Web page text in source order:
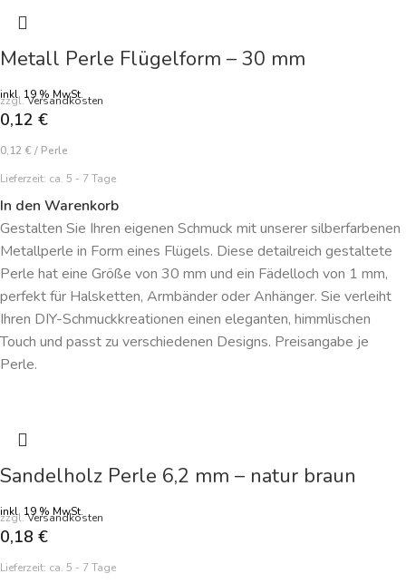
Metall Perle Flügelform – 30 mm
inkl. 19 % MwSt.
zzgl.Versandkosten
0,12 €
0,12 € / Perle
Lieferzeit: ca. 5 - 7 Tage
In den Warenkorb
Gestalten Sie Ihren eigenen Schmuck mit unserer silberfarbenen
Metallperle in Form eines Flügels. Diese detailreich gestaltete
Perle hat eine Größe von 30 mm und ein Fädelloch von 1 mm,
perfekt für Halsketten, Armbänder oder Anhänger. Sie verleiht
Ihren DIY-Schmuckkreationen einen eleganten, himmlischen
Touch und passt zu verschiedenen Designs. Preisangabe je
Perle.
Sandelholz Perle 6,2 mm – natur braun
inkl. 19 % MwSt.
zzgl.Versandkosten
0,18 €
Lieferzeit: ca. 5 - 7 Tage